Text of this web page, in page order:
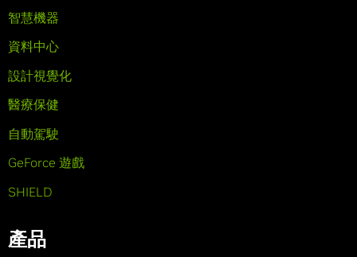
智慧機器
資料中心
設計視覺化
醫療保健
自動駕駛
GeForce 遊戲
SHIELD
產品